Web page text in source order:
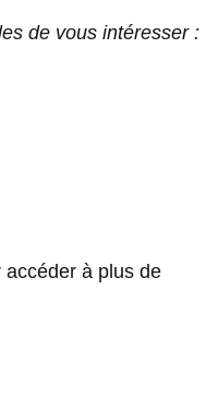
de vous intéresser :
à plus de